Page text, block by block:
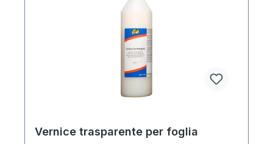
Vernice trasparente per foglia